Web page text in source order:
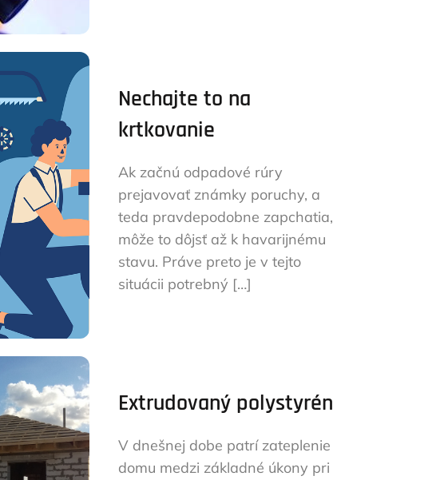
Nechajte to na
krtkovanie
Ak začnú odpadové rúry
prejavovať známky poruchy, a
teda pravdepodobne zapchatia,
môže to dôjsť až k havarijnému
stavu. Práve preto je v tejto
situácii potrebný […]
Extrudovaný polystyrén
V dnešnej dobe patrí zateplenie
domu medzi základné úkony pri